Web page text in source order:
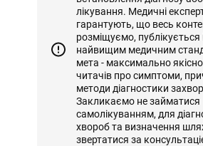
лікування. Медичні
гарантують, що весь
розміщуємо, публікується
найвищим медичним
мета - максимально
читачів про симптоми,
методи діагностики
Закликаємо не займатися
самолікуванням, для
хвороб та визначення
звертатися за